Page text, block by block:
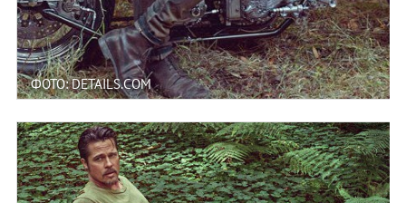
ФОТО: DETAILS.COM